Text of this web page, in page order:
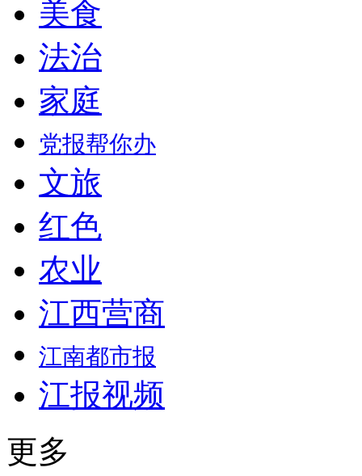
美食
法治
家庭
党报帮你办
文旅
红色
农业
江西营商
江南都市报
江报视频
更多